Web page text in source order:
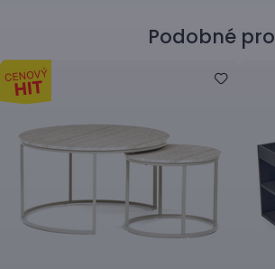
Podobné